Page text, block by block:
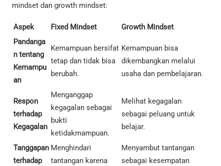
mindset dan growth mindset:
Aspek Fixed Mindset
Growth Mindset
Pandanga
n tentang
Kemampu
an
Kemampuan bersifat
tetap dan tidak bisa
berubah.
Kemampuan bisa
dikembangkan melalui
usaha dan pembelajaran.
Respon
terhadap
Kegagalan
Menganggap
kegagalan sebagai
bukti
ketidakmampuan.
Melihat kegagalan
sebagai peluang untuk
belajar.
Tanggapan
terhadap
Menghindari
tantangan karena
Menyambut tantangan
sebagai kesempatan